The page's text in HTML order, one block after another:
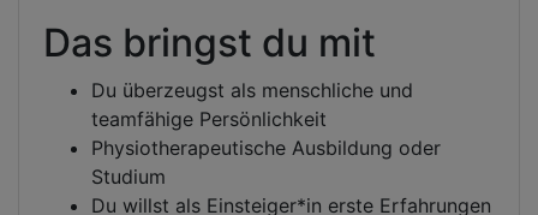
Das bringst du mit
Du überzeugst als menschliche und
teamfähige Persönlichkeit
Physiotherapeutische Ausbildung oder
Studium
Du willst als Einsteiger*in erste Erfahrungen